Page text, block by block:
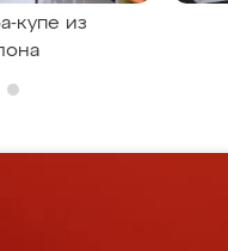
купе из